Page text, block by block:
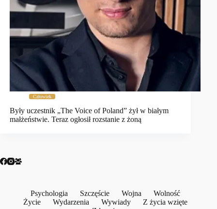
Człowiek
Były uczestnik „The Voice of Poland” żył w białym
małżeństwie. Teraz ogłosił rozstanie z żoną
Psychologia Szczęście Wojna
Wolność
Życie
Wydarzenia Wywiady
Z życia wzięte